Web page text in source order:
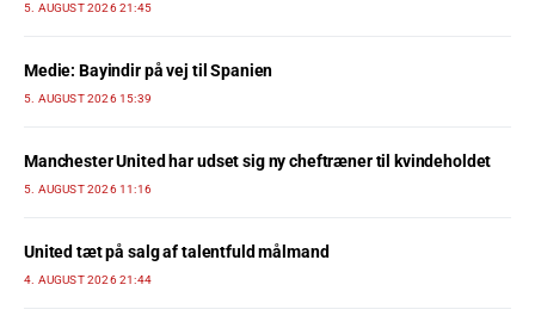
5. AUGUST 2026 21:45
Medie: Bayindir på vej til Spanien
5. AUGUST 2026 15:39
Manchester United har udset sig ny cheftræner til kvindeholdet
5. AUGUST 2026 11:16
United tæt på salg af talentfuld målmand
4. AUGUST 2026 21:44